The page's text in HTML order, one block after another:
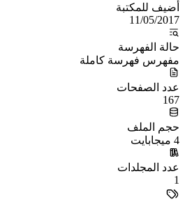
أُضيف للمكتبة
11/05/2017
حالة الفهرسة
مفهرس فهرسة كاملة
عدد الصفحات
167
حجم الملف
4 ميجابايت
عدد المجلدات
1